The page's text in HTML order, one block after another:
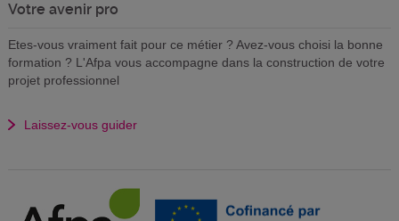
Votre avenir pro
Etes-vous vraiment fait pour ce métier ? Avez-vous choisi la bonne
formation ? L'Afpa vous accompagne dans la construction de votre
projet professionnel
Laissez-vous guider